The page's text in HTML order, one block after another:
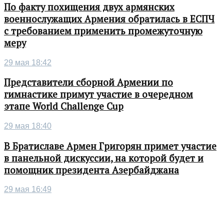
По факту похищения двух армянских
военнослужащих Армения обратилась в ЕСПЧ
с требованием применить промежуточную
меру
29 мая 18:42
Представители сборной Армении по
гимнастике примут участие в очередном
этапе World Challenge Cup
29 мая 18:40
В Братиславе Армен Григорян примет участие
в панельной дискуссии, на которой будет и
помощник президента Азербайджана
29 мая 16:49